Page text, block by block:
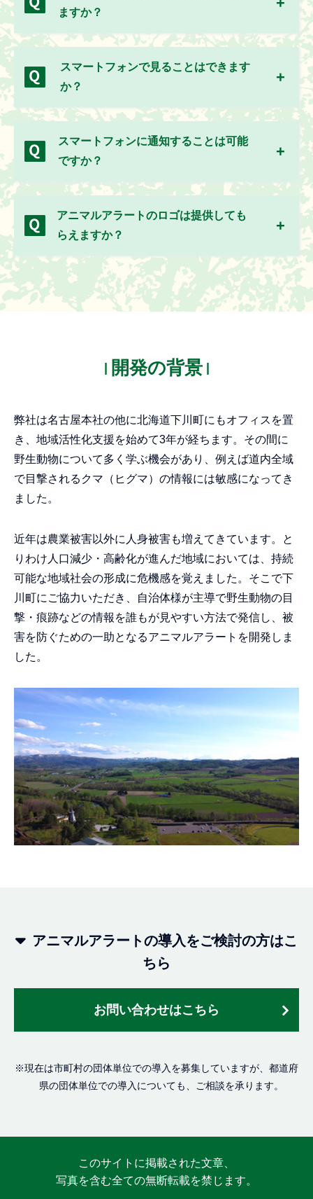
ますか？
スマートフォンで見ることはできます
か？
スマートフォンに通知することは可能
ですか？
アニマルアラートのロゴは提供しても
らえますか？
開発の背景
弊社は名古屋本社の他に北海道下川町にもオフィスを置
き、地域活性化支援を始めて3年が経ちます。その間に
野生動物について多く学ぶ機会があり、例えば道内全域
で目撃されるクマ（ヒグマ）の情報には敏感になってき
ました。
近年は農業被害以外に人身被害も増えてきています。と
りわけ人口減少・高齢化が進んだ地域においては、持続
可能な地域社会の形成に危機感を覚えました。そこで下
川町にご協力いただき、自治体様が主導で野生動物の目
撃・痕跡などの情報を誰もが見やすい方法で発信し、被
害を防ぐための一助となるアニマルアラートを開発しま
した。
アニマルアラートの導入をご検討の方はこ
ちら
お問い合わせはこちら
※現在は市町村の団体単位での導入を募集していますが、都道府
県の団体単位での導入についても、ご相談を承ります。
このサイトに掲載された文章、
写真を含む全ての無断転載を禁じます。